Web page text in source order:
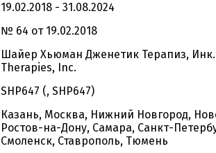
19.02.2018 - 31.08.2024
№ 64 от 19.02.2018
Шайер Хьюман Дженетик Терапиз,
Therapies, Inc.
SHP647 (, SHP647)
Казань, Москва, Нижний Новгород,
Ростов-на-Дону, Самара, Санкт-
Смоленск, Ставрополь, Тюмень